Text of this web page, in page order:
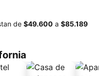
de ‎$49.600 a ‎$85.189